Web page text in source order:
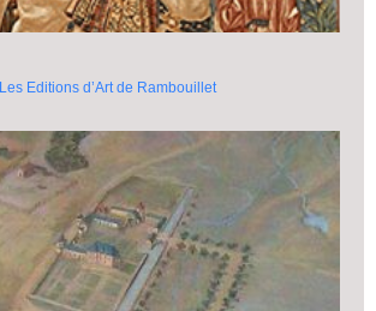
Les Editions d’Art de Rambouillet